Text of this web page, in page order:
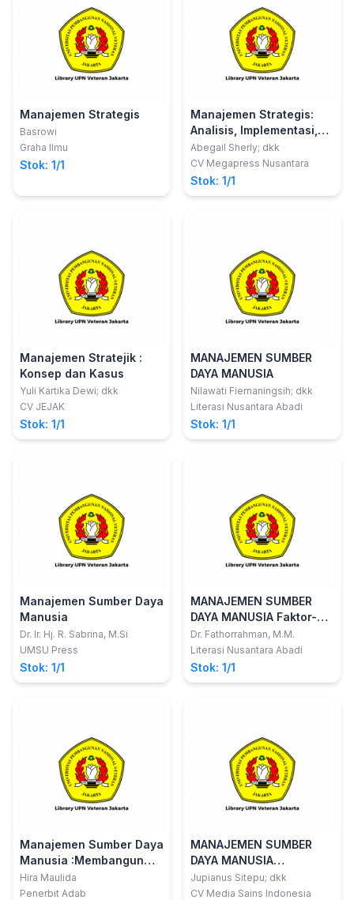
Manajemen Strategis
Basrowi
Graha Ilmu
Stok: 1/1
Manajemen Strategis:
Analisis, Implementasi,
dan Pengembangan
Berkelanjutan
Abegail Sherly; dkk
CV Megapress Nusantara
Stok: 1/1
Manajemen Stratejik :
Konsep dan Kasus
Yuli Kartika Dewi; dkk
CV JEJAK
Stok: 1/1
MANAJEMEN SUMBER
DAYA MANUSIA
Nilawati Fiernaningsih; dkk
Literasi Nusantara Abadi
Stok: 1/1
Manajemen Sumber Daya
Manusia
Dr. Ir. Hj. R. Sabrina, M.Si
UMSU Press
Stok: 1/1
MANAJEMEN SUMBER
DAYA MANUSIA Faktor-
faktor yang
Mempengaruhi Kinerja
dan Kepuasan Kerja
Dr. Fathorrahman, M.M.
Literasi Nusantara Abadi
Stok: 1/1
Manajemen Sumber Daya
Manusia :Membangun
Kompetensi Global Di Era
Digital
Hira Maulida
Penerbit Adab
MANAJEMEN SUMBER
DAYA MANUSIA
(PENDEKATAN
PROFESIONAL)
Jupianus Sitepu; dkk
CV Media Sains Indonesia